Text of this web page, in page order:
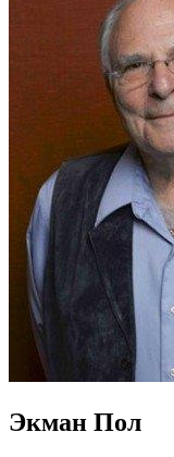
Экман Пол